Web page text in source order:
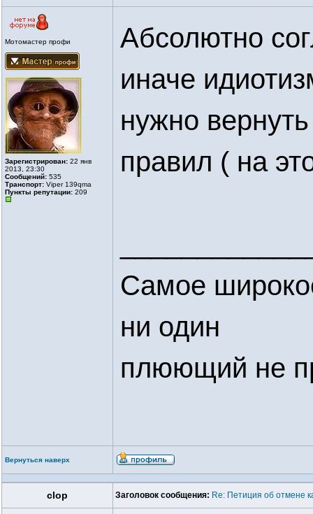
Мотомастер профи
Зарегистрирован: 22 янв
2013, 23:30
Сообщений: 535
Транспорт: Viper 139qmа
Пункты репутации: 209
Абсолютно
иначе
нужно
правил ( на
Самое
ни один
плюющий не
Вернуться наверх
clop Заголовок сообщения: Re: Петиция об отмене